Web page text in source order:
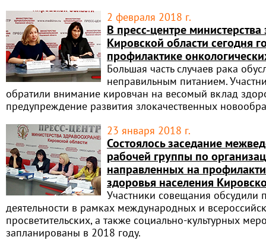
2 февраля 2018 г.
В пресс-центре
Кировской области сегодня
профилактике
Большая часть случаев рака
неправильным питанием.
обратили внимание кировчан на весомый вклад
предупреждение развития злокачественных
23 января 2018 г.
Состоялось заседание
рабочей группы по
направленных на
здоровья населения
Участники совещания обсудили
деятельности в рамках международных и
просветительских, а также социально-культурных
запланированы в 2018 году.